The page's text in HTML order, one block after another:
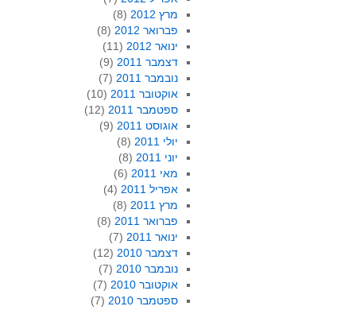
מרץ 2012
(8)
פברואר 2012
(8)
ינואר 2012
(11)
דצמבר 2011
(9)
נובמבר 2011
(7)
אוקטובר 2011
(10)
ספטמבר 2011
(12)
אוגוסט 2011
(9)
יולי 2011
(8)
יוני 2011
(8)
מאי 2011
(6)
אפריל 2011
(4)
מרץ 2011
(8)
פברואר 2011
(8)
ינואר 2011
(7)
דצמבר 2010
(12)
נובמבר 2010
(7)
אוקטובר 2010
(7)
ספטמבר 2010
(7)